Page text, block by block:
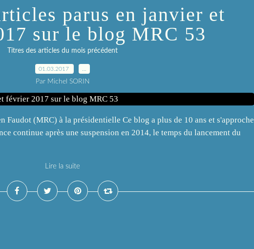
parus en janvier et
sur le blog MRC 53
Titres des articles du mois précédent
01.03.2017
Par Michel SORIN
Faudot (MRC) à la présidentielle Ce blog a plus de 10 ans et s'approche
continue après une suspension en 2014, le temps du lancement du
Lire la suite